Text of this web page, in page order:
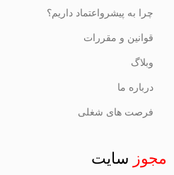
چرا به پیشرواعتماد داریم؟
قوانین و مقررات
وبلاگ
درباره ما
فرصت های شغلی
مجوز سایت